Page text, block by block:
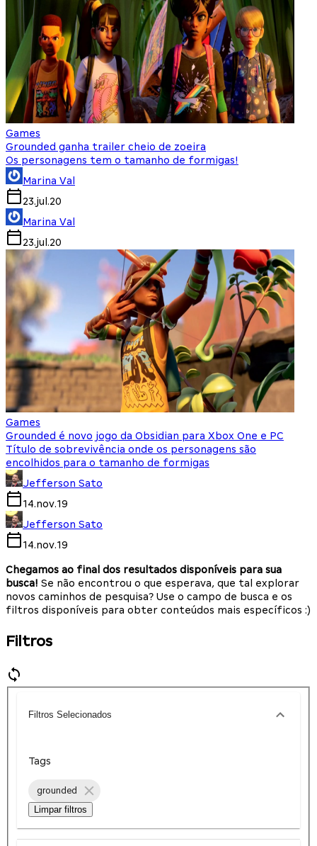
Games
Grounded ganha trailer cheio de zoeira
Os personagens tem o tamanho de formigas!
Marina Val
23.jul.20
Marina Val
23.jul.20
Games
Grounded é novo jogo da Obsidian para Xbox One e PC
Título de sobrevivência onde os personagens são
encolhidos para o tamanho de formigas
Jefferson Sato
14.nov.19
Jefferson Sato
14.nov.19
Chegamos ao final dos resultados disponíveis para sua
busca! Se não encontrou o que esperava, que tal explorar
novos caminhos de pesquisa? Use o campo de busca e os
filtros disponíveis para obter conteúdos mais específicos :)
Filtros
Filtros Selecionados
Tags
grounded
Limpar filtros